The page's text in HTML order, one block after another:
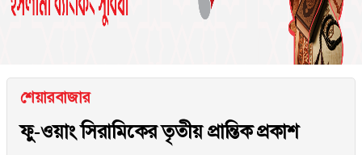
শেয়ারবাজার
ফু-ওয়াং সিরামিকের তৃতীয় প্রান্তিক প্রকাশ